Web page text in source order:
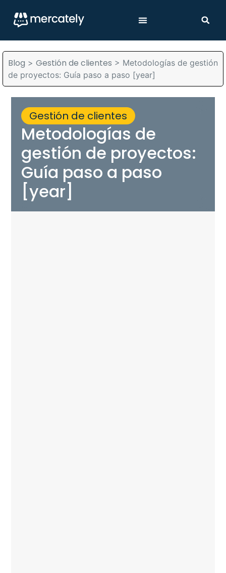
Blog > Gestión de clientes > Metodologías de gestión
de proyectos: Guía paso a paso [year]
Gestión de clientes
Metodologías de
gestión de proyectos:
Guía paso a paso
[year]